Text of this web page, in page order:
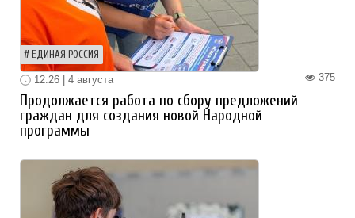
ЕДИНАЯ РОССИЯ
375
12:26 | 4 августа
Продолжается работа по сбору предложений
граждан для создания новой Народной
программы